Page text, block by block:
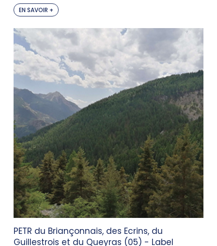
EN SAVOIR +
PETR du Briançonnais, des Ecrins, du
Guillestrois et du Queyras (05) - Label